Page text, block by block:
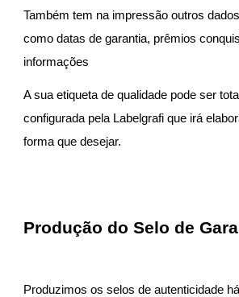
Também tem na impressão outros
como datas de garantia, prêmios
informações
A sua etiqueta de qualidade pode ser
configurada pela Labelgrafi que irá
forma que desejar.
Produção do Selo de
Produzimos os selos de autenticidade